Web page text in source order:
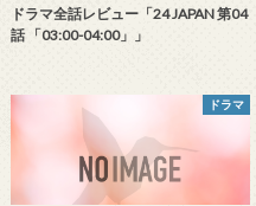
ドラマ全話レビュー「24 JAPAN 第04
話 「03:00-04:00」」
ドラマ